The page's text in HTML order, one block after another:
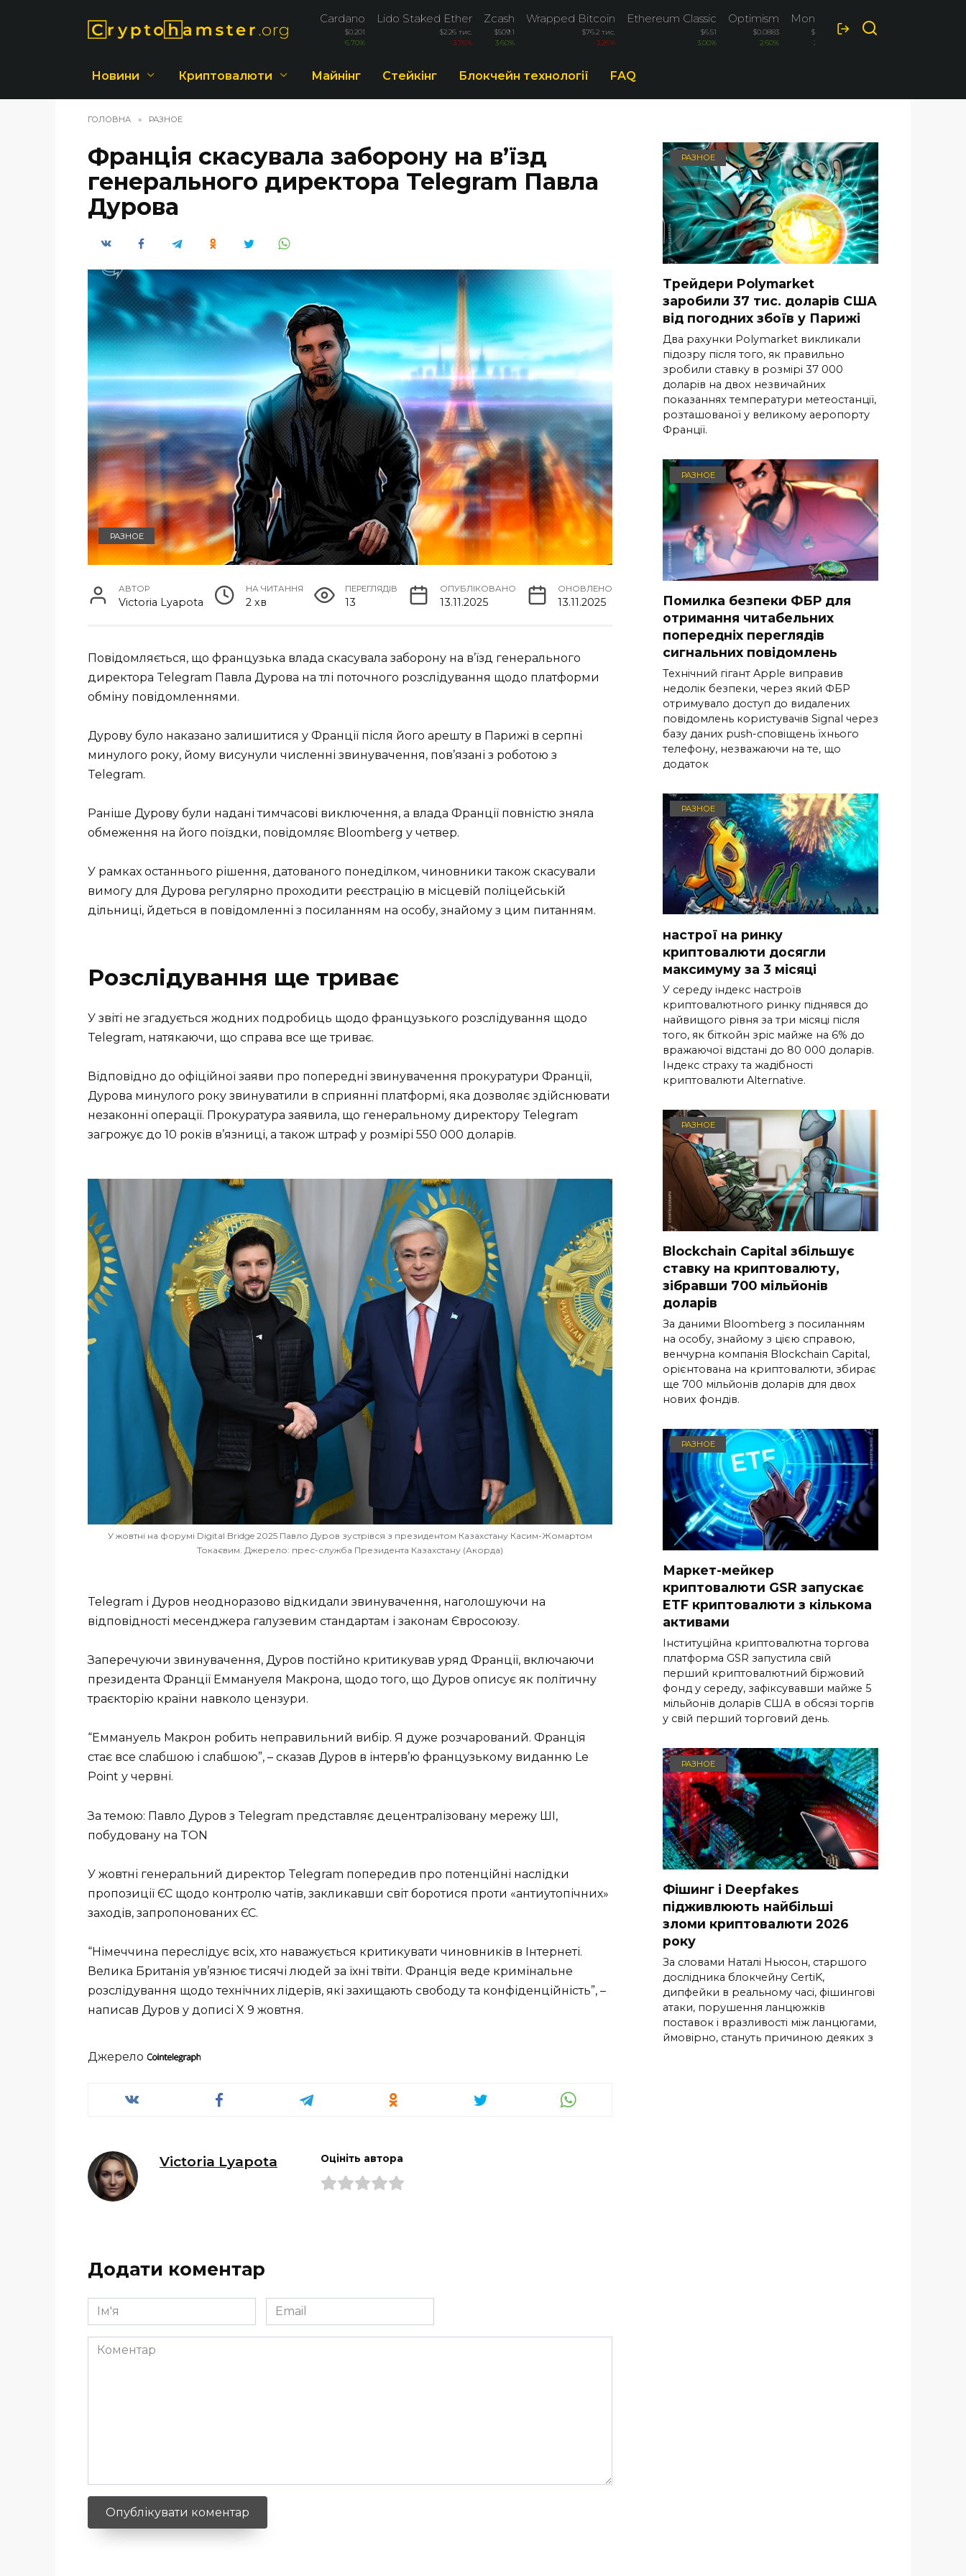
Cardano
$0.201
6.70%
Lido Staked Ether
$2.26 тис.
-3.76%
Zcash
$509.1
3.60%
Wrapped Bitcoin
$76.2 тис.
-3.26%
Ethereum Classic
$6.51
3.00%
Optimism
$0.0883
2.60%
Monero
$370.9
2.60%
Algorand
$0.089
Новини Криптовалюти Майнінг Стейкінг Блокчейн технології FAQ
ГОЛОВНА » РАЗНОЕ
Франція скасувала заборону на в’їзд
генерального директора Telegram Павла
Дурова
РАЗНОЕ
АВТОР
Victoria Lyapota
НА ЧИТАННЯ
2 хв
ПЕРЕГЛЯДІВ
13
ОПУБЛІКОВАНО
13.11.2025
ОНОВЛЕНО
13.11.2025
Повідомляється, що французька влада скасувала заборону на в’їзд генерального
директора Telegram Павла Дурова на тлі поточного розслідування щодо платформи
обміну повідомленнями.
Дурову було наказано залишитися у Франції після його арешту в Парижі в серпні
минулого року, йому висунули численні звинувачення, пов’язані з роботою з
Telegram.
Раніше Дурову були надані тимчасові виключення, а влада Франції повністю зняла
обмеження на його поїздки, повідомляє Bloomberg у четвер.
У рамках останнього рішення, датованого понеділком, чиновники також скасували
вимогу для Дурова регулярно проходити реєстрацію в місцевій поліцейській
дільниці, йдеться в повідомленні з посиланням на особу, знайому з цим питанням.
Розслідування ще триває
У звіті не згадується жодних подробиць щодо французького розслідування щодо
Telegram, натякаючи, що справа все ще триває.
Відповідно до офіційної заяви про попередні звинувачення прокуратури Франції,
Дурова минулого року звинуватили в сприянні платформі, яка дозволяє здійснювати
незаконні операції. Прокуратура заявила, що генеральному директору Telegram
загрожує до 10 років в’язниці, а також штраф у розмірі 550 000 доларів.
У жовтні на форумі Digital Bridge 2025 Павло Дуров зустрівся з президентом Казахстану Касим-Жомартом
Токаєвим. Джерело: прес-служба Президента Казахстану (Акорда)
Telegram і Дуров неодноразово відкидали звинувачення, наголошуючи на
відповідності месенджера галузевим стандартам і законам Євросоюзу.
Заперечуючи звинувачення, Дуров постійно критикував уряд Франції, включаючи
президента Франції Еммануеля Макрона, щодо того, що Дуров описує як політичну
траєкторію країни навколо цензури.
“Еммануель Макрон робить неправильний вибір. Я дуже розчарований. Франція
стає все слабшою і слабшою”, – сказав Дуров в інтерв’ю французькому виданню Le
Point у червні.
За темою: Павло Дуров з Telegram представляє децентралізовану мережу ШІ,
побудовану на TON
У жовтні генеральний директор Telegram попередив про потенційні наслідки
пропозиції ЄС щодо контролю чатів, закликавши світ боротися проти «антиутопічних»
заходів, запропонованих ЄС.
“Німеччина переслідує всіх, хто наважується критикувати чиновників в Інтернеті.
Велика Британія ув’язнює тисячі людей за їхні твіти. Франція веде кримінальне
розслідування щодо технічних лідерів, які захищають свободу та конфіденційність”, –
написав Дуров у дописі X 9 жовтня.
Джерело
Victoria Lyapota Оцініть автора
Додати коментар
Ім'я
*
Email
*
Коментар
РАЗНОЕ
Трейдери Polymarket
заробили 37 тис. доларів США
від погодних збоїв у Парижі
Два рахунки Polymarket викликали
підозру після того, як правильно
зробили ставку в розмірі 37 000
доларів на двох незвичайних
показаннях температури метеостанції,
розташованої у великому аеропорту
Франції.
РАЗНОЕ
Помилка безпеки ФБР для
отримання читабельних
попередніх переглядів
сигнальних повідомлень
Технічний гігант Apple виправив
недолік безпеки, через який ФБР
отримувало доступ до видалених
повідомлень користувачів Signal через
базу даних push-сповіщень їхнього
телефону, незважаючи на те, що
додаток
РАЗНОЕ
настрої на ринку
криптовалюти досягли
максимуму за 3 місяці
У середу індекс настроїв
криптовалютного ринку піднявся до
найвищого рівня за три місяці після
того, як біткойн зріс майже на 6% до
вражаючої відстані до 80 000 доларів.
Індекс страху та жадібності
криптовалюти Alternative.
РАЗНОЕ
Blockchain Capital збільшує
ставку на криптовалюту,
зібравши 700 мільйонів
доларів
За даними Bloomberg з посиланням
на особу, знайому з цією справою,
венчурна компанія Blockchain Capital,
орієнтована на криптовалюти, збирає
ще 700 мільйонів доларів для двох
нових фондів.
РАЗНОЕ
Маркет-мейкер
криптовалюти GSR запускає
ETF криптовалюти з кількома
активами
Інституційна криптовалютна торгова
платформа GSR запустила свій
перший криптовалютний біржовий
фонд у середу, зафіксувавши майже 5
мільйонів доларів США в обсязі торгів
у свій перший торговий день.
РАЗНОЕ
Фішинг і Deepfakes
підживлюють найбільші
зломи криптовалюти 2026
року
За словами Наталі Ньюсон, старшого
дослідника блокчейну CertiK,
дипфейки в реальному часі, фішингові
атаки, порушення ланцюжків
поставок і вразливості між ланцюгами,
ймовірно, стануть причиною деяких з